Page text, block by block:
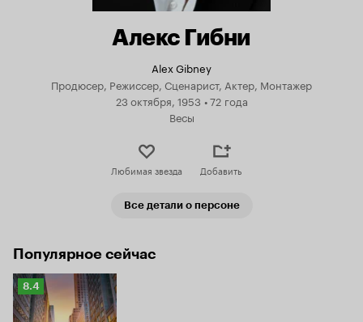
Алекс Гибни
Alex Gibney
Продюсер, Режиссер, Сценарист, Актер, Монтажер
23 октября, 1953 •72 года
Весы
Любимая звезда Добавить
Все детали о персоне
Популярное сейчас
Рейтинг
Кинопоиска
8.4
8.4